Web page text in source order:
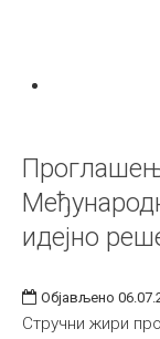
идејно
Објављено
Стручни жири